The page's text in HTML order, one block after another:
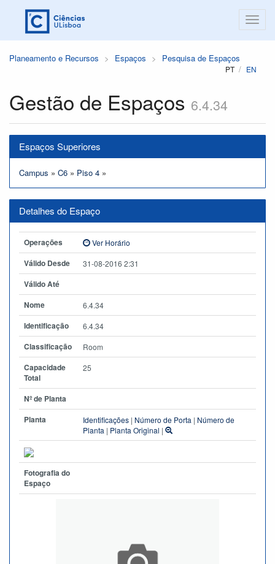
Planeamento e Recursos Espaços Pesquisa de Espaços
PT EN
Gestão de Espaços 6.4.34
Espaços Superiores
Campus » C6 » Piso 4 »
Detalhes do Espaço
Operações Ver Horário
Válido Desde 31-08-2016 2:31
Válido Até
Nome
6.4.34
Identificação 6.4.34
Classificação Room
Capacidade
Total
25
Nº de Planta
Planta
Identificações | Número de Porta | Número de
Planta | Planta Original |
Fotografia do
Espaço